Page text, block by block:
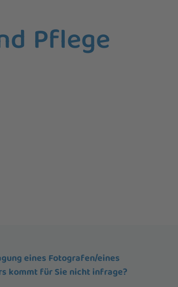
Pflege
eines Fotografen/eines
kommt für Sie nicht infrage?